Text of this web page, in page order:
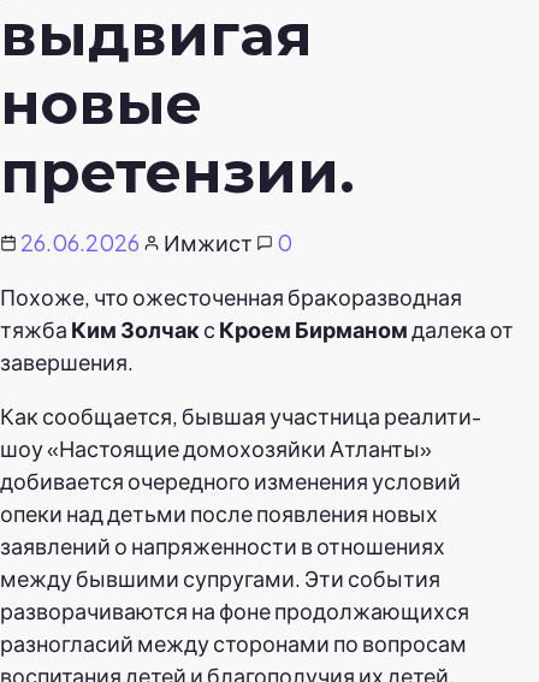
выдвигая
новые
претензии.
26.06.2026 Имжист
0
Похоже, что ожесточенная бракоразводная
тяжба Ким Золчакс Кроем Бирманомдалека от
завершения.
Как сообщается, бывшая участница реалити-
шоу «Настоящие домохозяйки Атланты»
добивается очередного изменения условий
опеки над детьми после появления новых
заявлений о напряженности в отношениях
между бывшими супругами. Эти события
разворачиваются на фоне продолжающихся
разногласий между сторонами по вопросам
воспитания детей и благополучия их детей.